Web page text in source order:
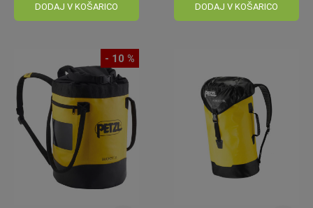
cena:
DODAJ V KOŠARICO DODAJ V KOŠARICO
- 10 %